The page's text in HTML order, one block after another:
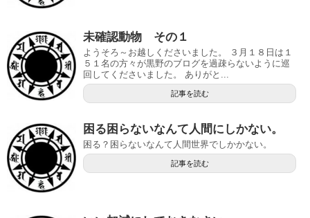
未確認動物 その１
ようそろ～お越しくださいました。 ３月１８日は１
５１名の方々が黒野のブログを過疎らないように巡
回してくださいました。 ありがと...
記事を読む
困る困らないなんて人間にしかない。
困る？困らないなんて人間世界でしかかない。
記事を読む